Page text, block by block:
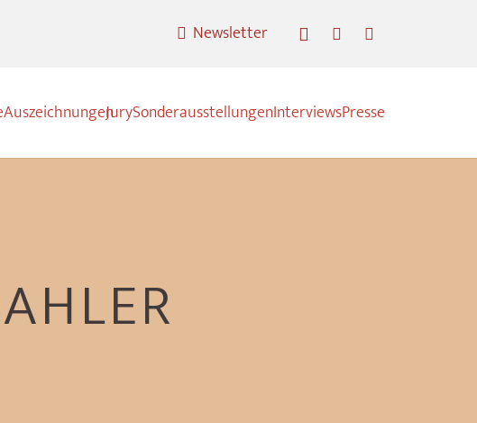
Newsletter
AuszeichnungenJurySonderausstellungenInterviewsPresse